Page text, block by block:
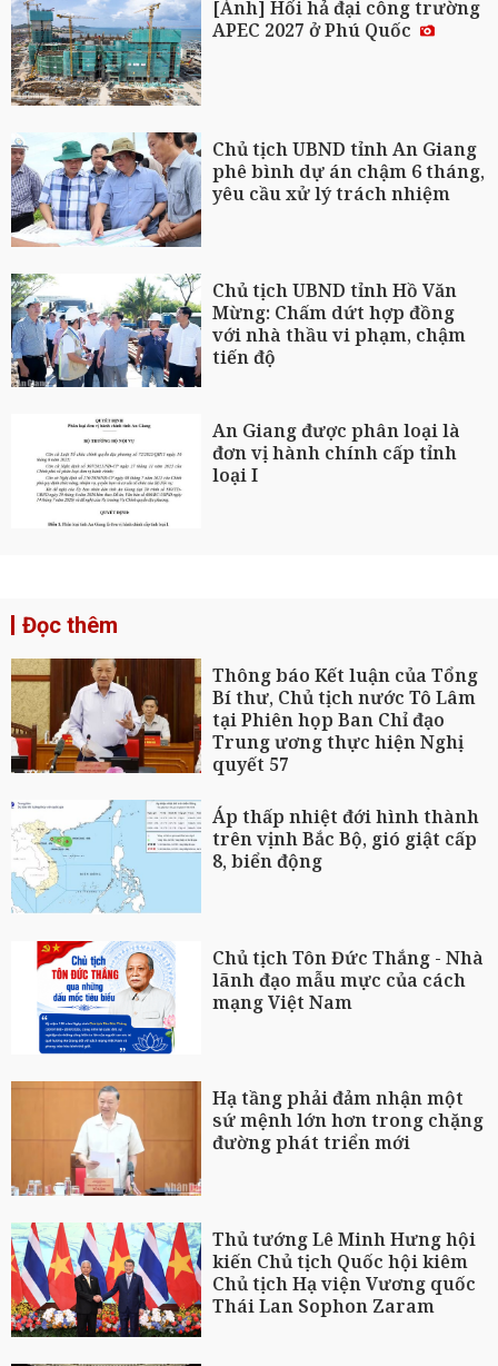
[Ảnh] Hối hả đại công trường
APEC 2027 ở Phú Quốc
Chủ tịch UBND tỉnh An Giang
phê bình dự án chậm 6 tháng,
yêu cầu xử lý trách nhiệm
Chủ tịch UBND tỉnh Hồ Văn
Mừng: Chấm dứt hợp đồng
với nhà thầu vi phạm, chậm
tiến độ
An Giang được phân loại là
đơn vị hành chính cấp tỉnh
loại I
Đọc thêm
Thông báo Kết luận của Tổng
Bí thư, Chủ tịch nước Tô Lâm
tại Phiên họp Ban Chỉ đạo
Trung ương thực hiện Nghị
quyết 57
Áp thấp nhiệt đới hình thành
trên vịnh Bắc Bộ, gió giật cấp
8, biển động
Chủ tịch Tôn Đức Thắng - Nhà
lãnh đạo mẫu mực của cách
mạng Việt Nam
Hạ tầng phải đảm nhận một
sứ mệnh lớn hơn trong chặng
đường phát triển mới
Thủ tướng Lê Minh Hưng hội
kiến Chủ tịch Quốc hội kiêm
Chủ tịch Hạ viện Vương quốc
Thái Lan Sophon Zaram